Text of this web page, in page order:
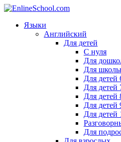
Языки
Английский
Для детей
С нуля
Для
Для
Для детей
Для детей
Для детей
Для детей
Для детей
Для